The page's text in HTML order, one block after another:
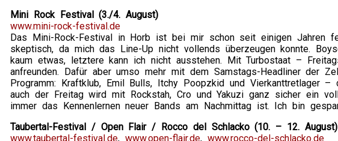
Mini Rock Festival (3./4. August)
www.mini-rock-festival.de
Das Mini-Rock-Festival in Horb ist bei mir schon seit einigen Jahren
skeptisch, da mich das Line-Up nicht vollends überzeugen konnte.
kaum etwas, letztere kann ich nicht ausstehen. Mit Turbostaat –
anfreunden. Dafür aber umso mehr mit dem Samstags-Headliner der
Programm: Kraftklub, Emil Bulls, Itchy Poopzkid und Vierkanttretlager
auch der Freitag wird mit Rockstah, Cro und Yakuzi ganz sicher ein
immer das Kennenlernen neuer Bands am Nachmittag ist. Ich bin
Taubertal-Festival / Open Flair / Rocco del Schlacko (10. – 12. August)
www.taubertal-festival.de, www.open-flair.de, www.rocco-del-schlacko.de